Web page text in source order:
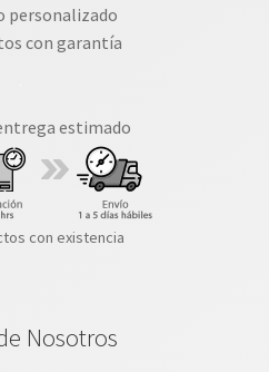
personalizado
con garantía
estimado
con existencia
Nosotros